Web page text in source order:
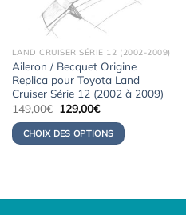
LAND CRUISER SÉRIE 12 (2002-2009)
Aileron / Becquet Origine
Replica pour Toyota Land
Cruiser Série 12 (2002 à 2009)
149,00€ Le
initial
était :
149,00€.
129,00€Le
actuel
est :
129,00€.
CHOIX DES OPTIONS